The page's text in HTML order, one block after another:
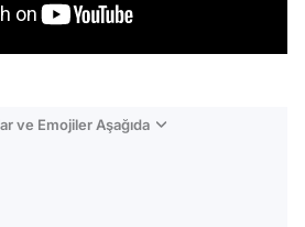
ve Emojiler Aşağıda